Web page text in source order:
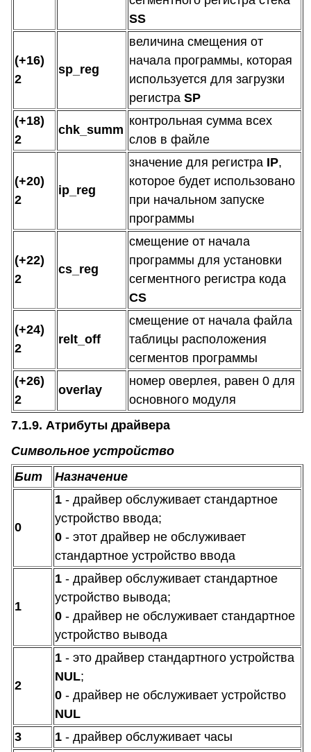
SS
(+16)
2
sp_reg
величина смещения от
начала программы, которая
используется для загрузки
регистра SP
(+18)
2
chk_summ
контрольная сумма всех
слов в файле
(+20)
2
ip_reg
значение для регистра IP,
которое будет использовано
при начальном запуске
программы
(+22)
2
cs_reg
смещение от начала
программы для установки
сегментного регистра кода
CS
(+24)
2
relt_off
смещение от начала файла
таблицы расположения
сегментов программы
(+26)
2
overlay
номер оверлея, равен 0 для
основного модуля
7.1.9. Атрибуты драйвера
Символьное устройство
Бит
Назначение
0
1 - драйвер обслуживает стандартное
устройство ввода;
0 - этот драйвер не обслуживает
стандартное устройство ввода
1
1 - драйвер обслуживает стандартное
устройство вывода;
0 - драйвер не обслуживает стандартное
устройство вывода
2
1 - это драйвер стандартного устройства
NUL;
0 - драйвер не обслуживает устройство
NUL
3
1 - драйвер обслуживает часы